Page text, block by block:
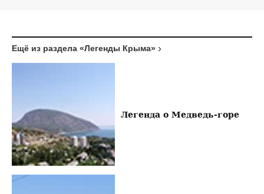
Ещё из раздела «Легенды Крыма»
Легенда о Медведь-горе